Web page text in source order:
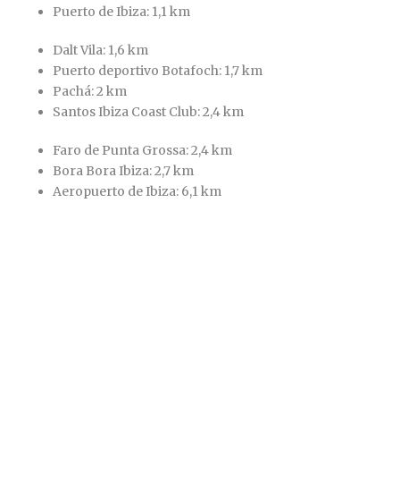
Puerto de Ibiza: 1,1 km
Dalt Vila: 1,6 km
Puerto deportivo Botafoch: 1,7 km
Pachá: 2 km
Santos Ibiza Coast Club: 2,4 km
Faro de Punta Grossa: 2,4 km
Bora Bora Ibiza: 2,7 km
Aeropuerto de Ibiza: 6,1 km